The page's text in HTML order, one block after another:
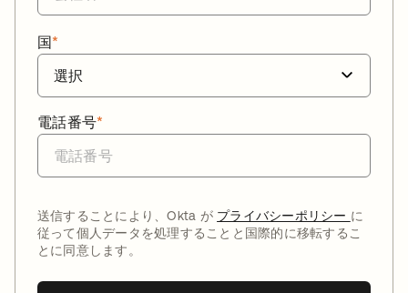
*
国
*
電話番号
送信することにより、Okta が プライバシーポリシー に
従って個人データを処理することと国際的に移転するこ
とに同意します。